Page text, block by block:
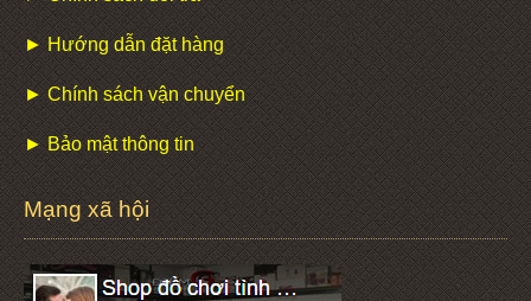
► Hướng dẫn đặt hàng
► Chính sách vận chuyển
► Bảo mật thông tin
Mạng xã hội